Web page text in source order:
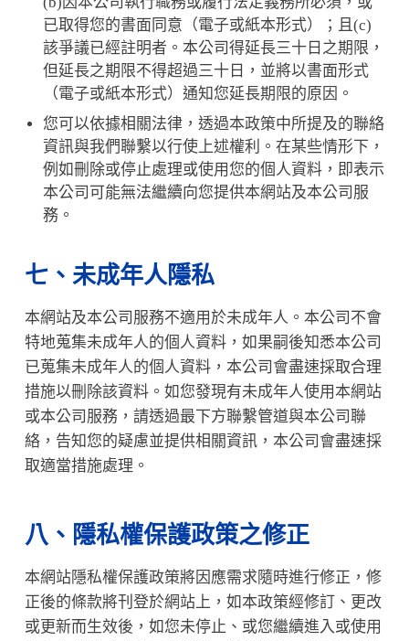
已取得您的書面同意（電子或紙本形式）；且(c)
該爭議已經註明者。本公司得延長三十日之期限，
但延長之期限不得超過三十日，並將以書面形式
（電子或紙本形式）通知您延長期限的原因。
您可以依據相關法律，透過本政策中所提及的聯絡
資訊與我們聯繫以行使上述權利。在某些情形下，
例如刪除或停止處理或使用您的個人資料，即表示
本公司可能無法繼續向您提供本網站及本公司服
務。
七、未成年人隱私
本網站及本公司服務不適用於未成年人。本公司不會
特地蒐集未成年人的個人資料，如果嗣後知悉本公司
已蒐集未成年人的個人資料，本公司會盡速採取合理
措施以刪除該資料。如您發現有未成年人使用本網站
或本公司服務，請透過最下方聯繫管道與本公司聯
絡，告知您的疑慮並提供相關資訊，本公司會盡速採
取適當措施處理。
八、隱私權保護政策之修正
本網站隱私權保護政策將因應需求隨時進行修正，修
正後的條款將刊登於網站上，如本政策經修訂、更改
或更新而生效後，如您未停止、或您繼續進入或使用